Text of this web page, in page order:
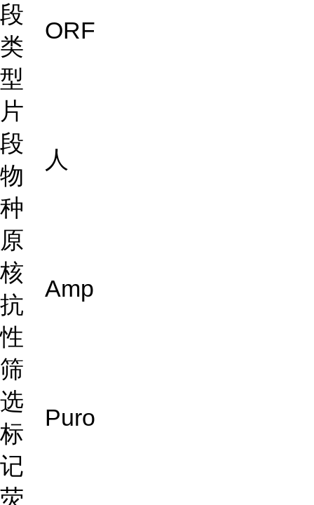
段
类
型
ORF
片
段
物
种
人
原
核
抗
性
Amp
筛
选
标
记
Puro
荧